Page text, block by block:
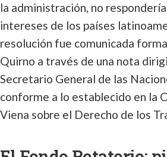
la administración, no
intereses de los países
resolución fue comunicada
Quirno a través de una nota
Secretario General de las
conforme a lo establecido en la
Viena sobre el Derecho de los